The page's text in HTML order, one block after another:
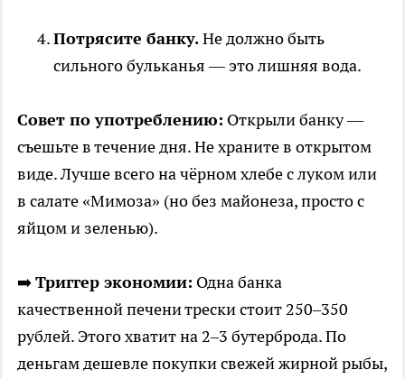
Потрясите банку.Не должно быть
сильного бульканья — это лишняя вода.
Совет по употреблению: Открыли банку —
съешьте в течение дня. Не храните в открытом
виде. Лучше всего на чёрном хлебе с луком или
в салате «Мимоза» (но без майонеза, просто с
яйцом и зеленью).
➡️Триггер экономии: Одна банка
качественной печени трески стоит 250–350
рублей. Этого хватит на 2–3 бутерброда. По
деньгам дешевле покупки свежей жирной рыбы,